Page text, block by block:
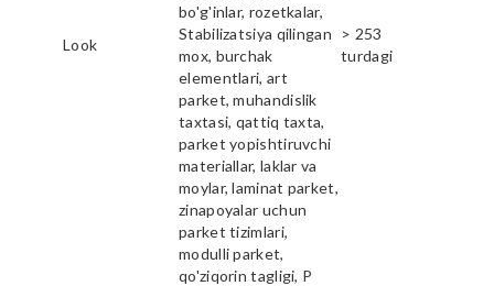
Look
bo'g'inlar, rozetkalar,
Stabilizatsiya qilingan
mox, burchak
elementlari, art
parket, muhandislik
taxtasi, qattiq taxta,
parket yopishtiruvchi
materiallar, laklar va
moylar, laminat parket,
zinapoyalar uchun
parket tizimlari,
modulli parket,
qo'ziqorin tagligi, P
> 253
turdagi